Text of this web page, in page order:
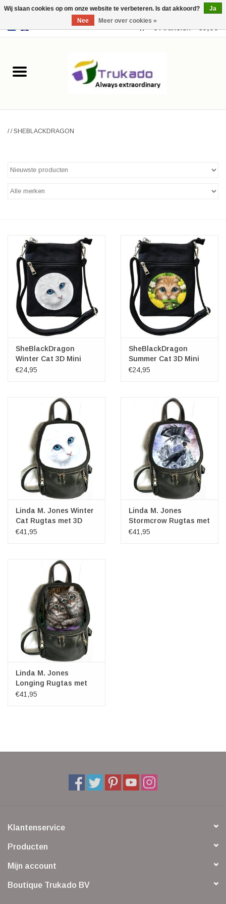
USD 0 Artikelen - €0,00
Leer
Merchandise
Gothic Steampunk
Veronese Design
Giftware & Lifestyle &
Collectables
Bezoek ons
Nieuw
Aanbiedingen
//SHEBLACKDRAGON
SheBlackDragon
Winter Cat 3D Mini
Crossover tas
€24,95
SheBlackDragon
Summer Cat 3D Mini
Crossover tas
€24,95
Linda M. Jones Winter
Cat Rugtas met 3D
afbeelding
€41,95
Linda M. Jones
Stormcrow Rugtas met
3D afbeelding
€41,95
Linda M. Jones
Longing Rugtas met
3D afbeelding
€41,95
Klantenservice
Producten
Mijn account
Boutique Trukado BV
Wij slaan cookies op om onze website te verbeteren. Is dat akkoord?
Ja
Nee
Meer over cookies »